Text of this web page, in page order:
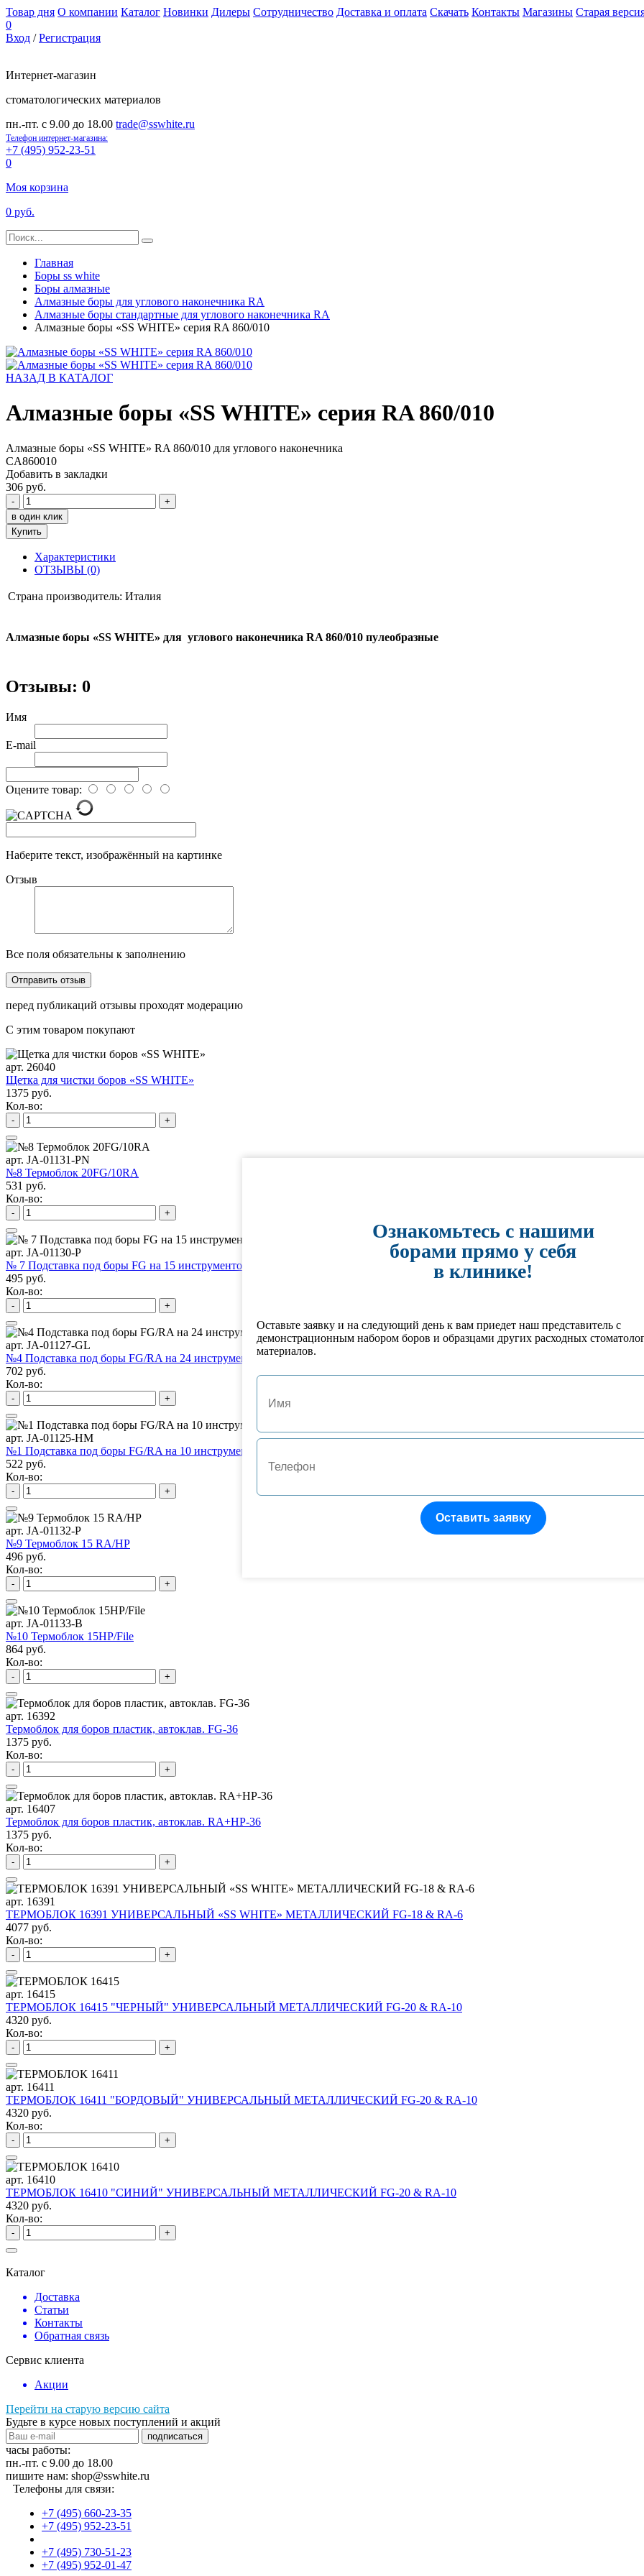
Товар дня О компании Каталог Новинки Дилеры Сотрудничество Доставка и оплата Скачать Контакты Магазины Старая
0
Вход /Регистрация
Интернет-магазин
стоматологических материалов
пн.-пт. с 9.00 до 18.00 trade@sswhite.ru
Телефон интернет-магазина:
+7 (495) 952-23-51
0
Моя корзина
0 руб.
Главная
Боры ss white
Боры алмазные
Алмазные боры для углового наконечника RA
Алмазные боры стандартные для углового наконечника RA
Алмазные боры «SS WHITE» серия RA 860/010
НАЗАД В КАТАЛОГ
Алмазные боры «SS WHITE» серия RA 860/010
Алмазные боры «SS WHITE» RA 860/010 для углового наконечника
CA860010
Добавить в закладки
306 руб.
-
+
в один клик
Купить
Характеристики
ОТЗЫВЫ (0)
Страна производитель: Италия
Алмазные боры «SS WHITE» для углового наконечника RA 860/010 пулеобразные
Отзывы: 0
Имя
E-mail
Оцените товар:
Наберите текст, изображённый на картинке
Отзыв
Все поля обязательны к заполнению
перед публикаций отзывы проходят модерацию
С этим товаром покупают
арт. 26040
Щетка для чистки боров «SS WHITE»
1375 руб.
Кол-во:
- +
арт. JA-01131-PN
№8 Термоблок 20FG/10RA
531 руб.
Кол-во:
- +
арт. JA-01130-P
№ 7 Подставка под боры FG на 15 инструментов
495 руб.
Кол-во:
- +
арт. JA-01127-GL
№4 Подставка под боры FG/RA на 24 инструмента
702 руб.
Кол-во:
- +
арт. JA-01125-HM
№1 Подставка под боры FG/RA на 10 инструментов
522 руб.
Кол-во:
- +
арт. JA-01132-P
№9 Термоблок 15 RA/HP
496 руб.
Кол-во:
- +
арт. JA-01133-B
№10 Термоблок 15HP/File
864 руб.
Кол-во:
- +
арт. 16392
Термоблок для боров пластик, автоклав. FG-36
1375 руб.
Кол-во:
- +
арт. 16407
Термоблок для боров пластик, автоклав. RA+HP-36
1375 руб.
Кол-во:
- +
арт. 16391
ТЕРМОБЛОК 16391 УНИВЕРСАЛЬНЫЙ «SS WHITE» МЕТАЛЛИЧЕСКИЙ FG-18 & RA-6
4077 руб.
Кол-во:
- +
арт. 16415
ТЕРМОБЛОК 16415 "ЧЕРНЫЙ" УНИВЕРСАЛЬНЫЙ МЕТАЛЛИЧЕСКИЙ FG-20 & RA-10
4320 руб.
Кол-во:
- +
арт. 16411
ТЕРМОБЛОК 16411 "БОРДОВЫЙ" УНИВЕРСАЛЬНЫЙ МЕТАЛЛИЧЕСКИЙ FG-20 & RA-10
4320 руб.
Кол-во:
- +
арт. 16410
ТЕРМОБЛОК 16410 "СИНИЙ" УНИВЕРСАЛЬНЫЙ МЕТАЛЛИЧЕСКИЙ FG-20 & RA-10
4320 руб.
Кол-во:
- +
Каталог
Доставка
Статьи
Контакты
Обратная связь
Сервис клиента
Акции
Перейти на старую версию сайта
Будьте в курсе новых поступлений и акций
подписаться
часы работы:
пн.-пт. с 9.00 до 18.00
пишите нам: shop@sswhite.ru
Телефоны для связи:
+7 (495) 660-23-35
+7 (495) 952-23-51
+7 (495) 730-51-23
+7 (495) 952-01-47
Ознакомьтесь с нашими
борами прямо у себя
в клинике!
Оставьте заявку и на следующий день к вам приедет наш представитель с
демонстрационным набором боров и образцами других расходных
материалов.
Оставить заявку